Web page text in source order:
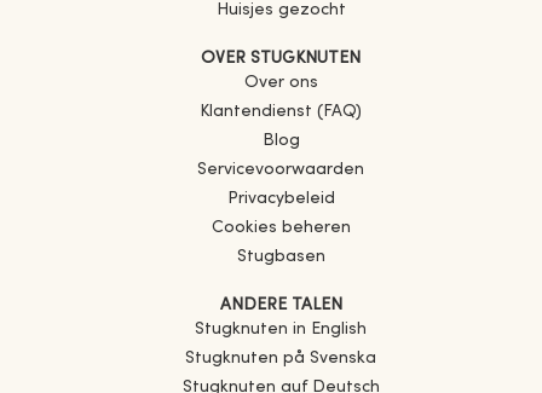
Huisjes gezocht
OVER STUGKNUTEN
Over ons
Klantendienst (FAQ)
Blog
Servicevoorwaarden
Privacybeleid
Cookies beheren
Stugbasen
ANDERE TALEN
Stugknuten in English
Stugknuten på Svenska
Stugknuten auf Deutsch